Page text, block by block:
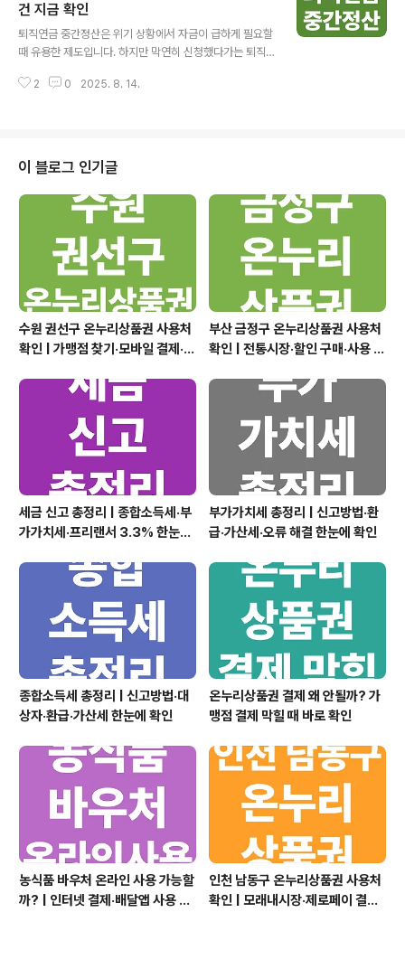
니다. 이번 글에서는 중도퇴사자가 꼭 알아야 할 연차수당
계산 원리와 체크리스트를 정리했어요. 👉 지금 연차수당
계산해 보기 1. 중도퇴사자의 연차수당 정산 원리 연차수당
로 계산됩니다. 다만 퇴사자는 ‘1년 미만 근속’과 ‘1년 이상
건 지금 확인
퇴직연금 중간정산은 위기 상황에서 자금이 급하게 필요할
때 유용한 제도입니다. 하지만 막연히 신청했다가는 퇴직
가능 여부, 중간정산 사유, 신청서류, 절차까지 실제 사례와
입니다. 퇴직연금 유형에 따라 중간정산 가능 여부가 다르
기 때문이에요. DB형(확정급여형): 법적 사유에 해당되면
중간정산 가능DC형(확정기여형): 중도인출 방식으로 신청
가능IRP: 제한적인 조건 하에 인출 가능특히 DC형은 중도
인출이라 부르지만, 실질적으로는 중간정산과 동일한 효과
를 냅니다. 다만, 운용..
2 0 2025. 8. 14.
이 블로그 인기글
수원 권선구 온누리상품권 사용처
확인 | 가맹점 찾기·모바일 결제·할
부산 금정구 온누리상품권 사용처
확인 | 전통시장·할인 구매·사용 꿀
세금 신고 총정리 | 종합소득세·부
가가치세·프리랜서 3.3% 한눈에
부가가치세 총정리 | 신고방법·환
급·가산세·오류 해결 한눈에 확인
종합소득세 총정리 | 신고방법·대
상자·환급·가산세 한눈에 확인
온누리상품권 결제 왜 안될까? 가
맹점 결제 막힐 때 바로 확인
농식품 바우처 온라인 사용 가능할
까? | 인터넷 결제·배달앱 사용 여
인천 남동구 온누리상품권 사용처
확인 | 모래내시장·제로페이 결제·